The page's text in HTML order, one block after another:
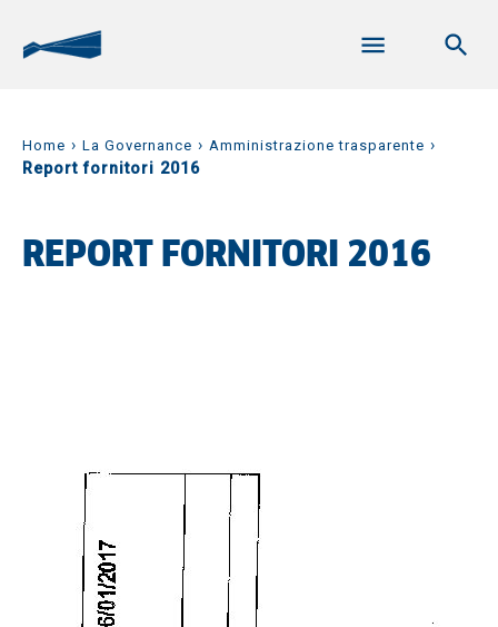
Home › La Governance › Amministrazione trasparente ›
Report fornitori 2016
REPORT FORNITORI 2016